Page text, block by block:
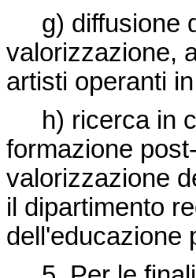
g) diffusione
valorizzazione,
artisti operanti
h) ricerca in
formazione
valorizzazione
il dipartimento
dell'educazione